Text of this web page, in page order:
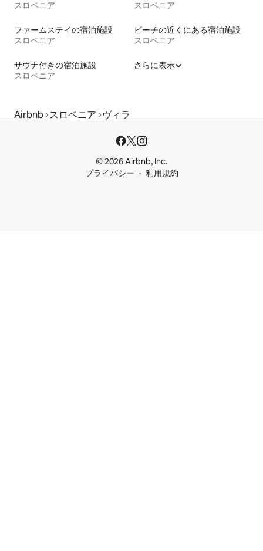
スロベニア スロベニア
ファームステイの宿泊施設
スロベニア
ビーチの近くにある宿泊施設
スロベニア
サウナ付きの宿泊施設
スロベニア
さらに表示
Airbnb スロベニア ヴィラ
© 2026 Airbnb, Inc.
プライバシー
利用規約